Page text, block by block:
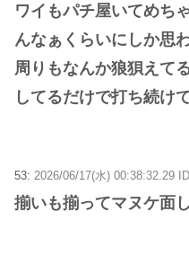
ワイもパチ屋いてめち
んなぁくらいにしか思
周りもなんか狼狽えて
してるだけで打ち続け
53: 2026/06/17(水) 00:38:32.29
揃いも揃ってマヌケ面